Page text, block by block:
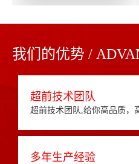
我们的优势 /
超前技术团队
超前技术团队,给你高品质，
多年生产经验